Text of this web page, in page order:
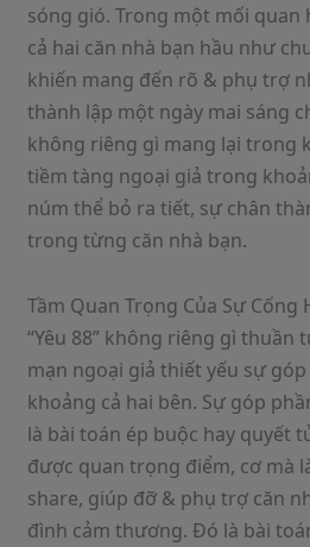
sóng gió. Trong một mối
cả hai căn nhà bạn hầu như
khiến mang đến rõ & phụ trợ
thành lập một ngày mai sáng
không riêng gì mang lại trong
tiềm tàng ngoại giả trong
núm thể bỏ ra tiết, sự chân
trong từng căn nhà bạn.
Tầm Quan Trọng Của Sự Cống
“Yêu 88” không riêng gì thuần
mạn ngoại giả thiết yếu sự
khoảng cả hai bên. Sự góp
là bài toán ép buộc hay quyết
được quan trọng điểm, cơ mà
share, giúp đỡ & phụ trợ căn
đình cảm thương. Đó là bài